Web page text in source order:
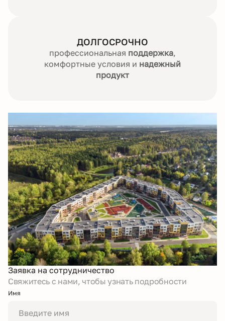
ДОЛГОСРОЧНО
профессиональная поддержка,
комфортные условия и надежный
продукт
Заявка на сотрудничество
Свяжитесь с нами, чтобы узнать подробности
Имя